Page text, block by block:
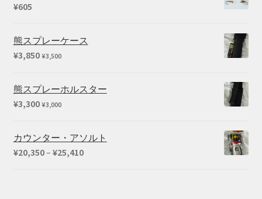
¥605
熊スプレーケース
¥3,850 ¥3,500
熊スプレーホルスター
¥3,300 ¥3,000
カウンター・アソルト
¥20,350– ¥25,410価